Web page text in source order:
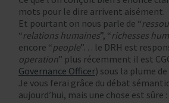
mots pour le dire arrivent aisément.
Et pourtant on nous parle de “
“relations humaines”, “richesses
encore “people”… le DRH est
operation” plus récemment il est
Governance Officer) sous la plume
Je vous ferai grâce du débat
aujourd’hui, mais une chose est sûre